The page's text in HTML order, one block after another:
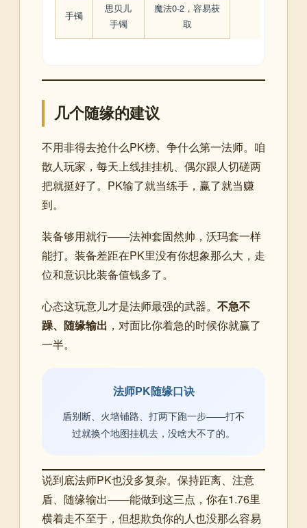
手镯
思贝儿
手镯
魔法0-2，容易获
取
几个随缘的建议
不用非得去抢什么PK榜、争什么第一法师。咱
散人玩家，每天上线挂挂机、偶尔跟人切磋两
把就挺好了。PK输了就当练手，赢了就当赚
到。
装备够用就行——法神套固然帅，沃玛套一样
能打。装备差距在PK里没有你想象那么大，走
位和意识比装备值钱多了。
心态这玩意儿才是法师最强的武器。 不急不
躁、随缘输出 ，对面比你着急的时候你就赢了
一半。
法师PK随缘口诀
盾别断、火墙铺路、打两下跑一步——打不
过就换个地图挂机去，没啥大不了的。
说到底法师PK也没多复杂。保持距离、注意
盾、随缘输出——能做到这三点，你在1.76里
横着走不至于，但想欺负你的人也没那么容易